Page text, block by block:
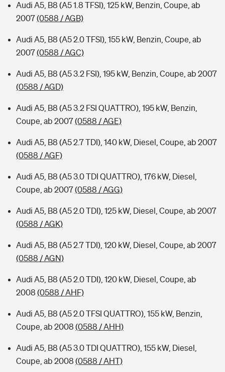
Kinderunfall-Check: Mehr Sicherheit für deine Kids
Typklassen: So ist Ihr Auto eingestuft
Sie haben Fragen?
Audi A5, B8 (A5 1.8 TFSI), 125 kW, Benzin, Coupe, ab
2007(0588 / AGB)
Audi A5, B8 (A5 2.0 TFSI), 155 kW, Benzin, Coupe, ab
2007(0588 / AGC)
Audi A5, B8 (A5 3.2 FSI), 195 kW, Benzin, Coupe, ab 2007
(0588 / AGD)
Audi A5, B8 (A5 3.2 FSI QUATTRO), 195 kW, Benzin,
Coupe, ab 2007(0588 / AGE)
Audi A5, B8 (A5 2.7 TDI), 140 kW, Diesel, Coupe, ab 2007
(0588 / AGF)
Audi A5, B8 (A5 3.0 TDI QUATTRO), 176 kW, Diesel,
Coupe, ab 2007(0588 / AGG)
Audi A5, B8 (A5 2.0 TDI), 125 kW, Diesel, Coupe, ab 2007
(0588 / AGK)
Audi A5, B8 (A5 2.7 TDI), 120 kW, Diesel, Coupe, ab 2007
(0588 / AGN)
Audi A5, B8 (A5 2.0 TDI), 120 kW, Diesel, Coupe, ab
2008 (0588 / AHF)
Audi A5, B8 (A5 2.0 TFSI QUATTRO), 155 kW, Benzin,
Coupe, ab 2008 (0588 / AHH)
Audi A5, B8 (A5 3.0 TDI QUATTRO), 155 kW, Diesel,
Coupe, ab 2008 (0588 / AHT)